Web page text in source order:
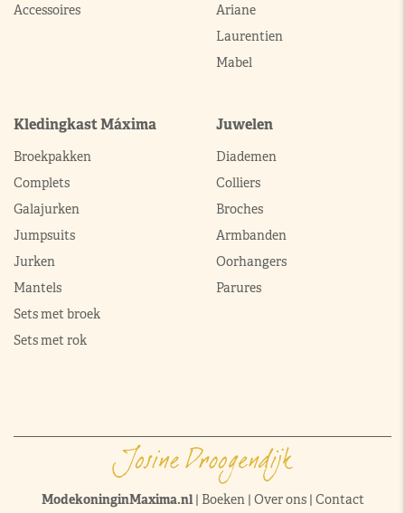
Accessoires
Ariane
Laurentien
Mabel
Kledingkast Máxima
Broekpakken
Complets
Galajurken
Jumpsuits
Jurken
Mantels
Sets met broek
Sets met rok
Juwelen
Diademen
Colliers
Broches
Armbanden
Oorhangers
Parures
ModekoninginMaxima.nl| Boeken| Over ons| Contact